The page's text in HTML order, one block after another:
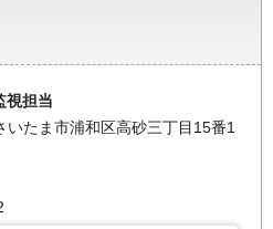
視担当
たま市浦和区高砂三丁目15番1